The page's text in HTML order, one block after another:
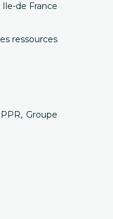
de France
ressources
Groupe